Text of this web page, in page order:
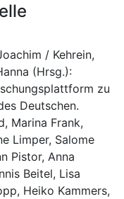
/ Kehrein,
(Hrsg.):
zu
Deutschen.
Marina Frank,
Limper, Salome
Pistor, Anna
Beitel, Lisa
Heiko Kammers,